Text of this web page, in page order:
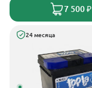
7 500 ₽
24 месяца